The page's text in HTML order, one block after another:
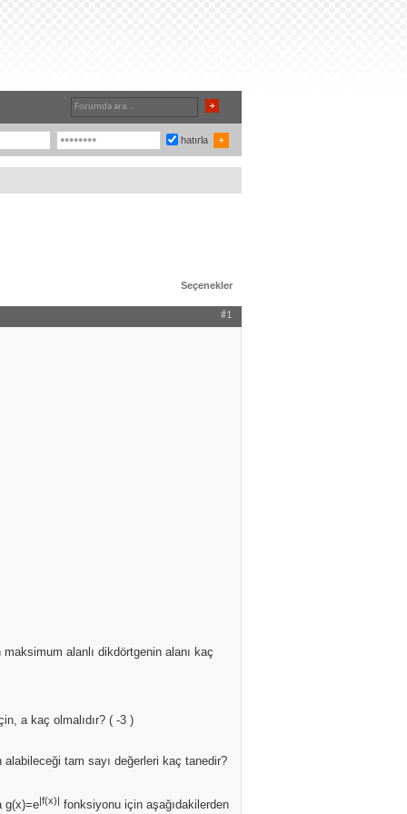
hatırla
Seçenekler
#1
alanlı dikdörtgenin alanı kaç
a kaç olmalıdır? ( -3 )
tam sayı değerleri kaç tanedir?
g(x)=e|f(x)| fonksiyonu için aşağıdakilerden